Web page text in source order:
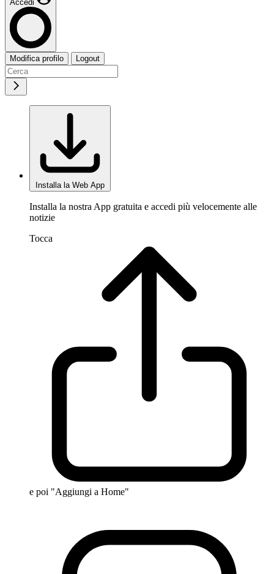
Accedi
Modifica profilo Logout
Installa la Web App
Installa la nostra App gratuita e accedi più velocemente alle
notizie
Tocca
e poi "Aggiungi a Home"